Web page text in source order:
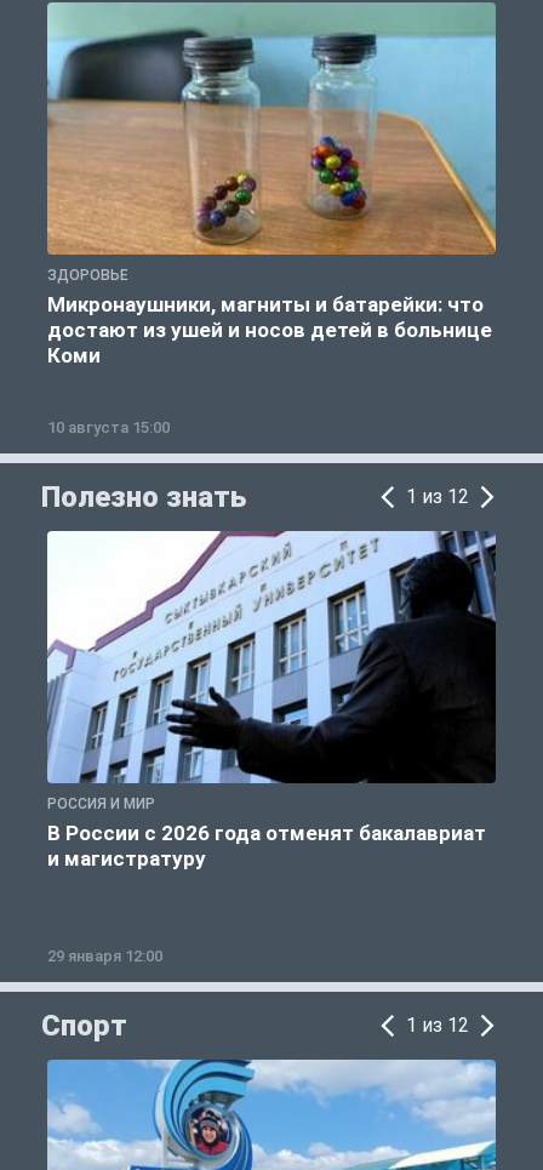
ЗДОРОВЬЕ
Микронаушники, магниты и батарейки: что
достают из ушей и носов детей в больнице
Коми
10 августа 15:00
Полезно знать 1 из 12
РОССИЯ И МИР
В России с 2026 года отменят бакалавриат
и магистратуру
29 января 12:00
Спорт 1 из 12